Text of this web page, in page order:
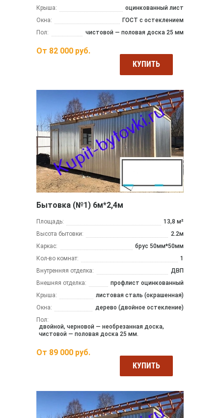
Крыша:
оцинкованный лист
Окна:
ГОСТ с остеклением
Пол:
чистовой — половая доска 25 мм
От 82 000 руб.
КУПИТЬ
Бытовка (№1) 6м*2,4м
Площадь:
13,8 м²
Высота бытовки:
2.2м
Каркас:
брус 50мм*50мм
Кол-во комнат:
1
Внутренняя отделка:
ДВП
Внешняя отделка:
профлист оцинкованный
Крыша:
листовая сталь (окрашенная)
Окна:
дерево (двойное остекление)
Пол:
двойной, черновой — необрезанная доска,
чистовой — половая доска 25 мм.
От 89 000 руб.
КУПИТЬ